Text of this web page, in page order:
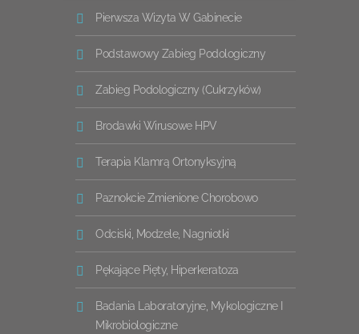
Pierwsza Wizyta W Gabinecie
Podstawowy Zabieg Podologiczny
Zabieg Podologiczny (cukrzyków)
Brodawki Wirusowe HPV
Terapia Klamrą Ortonyksyjną
Paznokcie Zmienione Chorobowo
Odciski, Modzele, Nagniotki
Pękające Pięty, Hiperkeratoza
Badania Laboratoryjne, Mykologiczne I
Mikrobiologiczne